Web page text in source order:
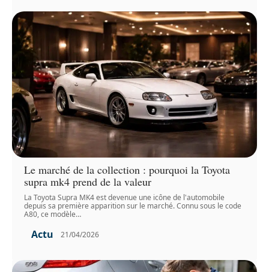
Le marché de la collection : pourquoi la Toyota
supra mk4 prend de la valeur
La Toyota Supra MK4 est devenue une icône de l'automobile
depuis sa première apparition sur le marché. Connu sous le code
A80, ce modèle…
Actu 21/04/2026